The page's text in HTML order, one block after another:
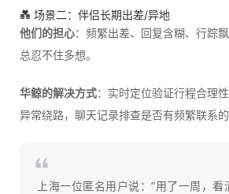
💑 场景二：伴侣长期出差/异地
他们的担心：频繁出差、回复含糊、行踪
总忍不住多想。
华鲸的解决方式：实时定位验证行程合理
异常绕路，聊天记录排查是否有频繁联系的
上海一位匿名用户说：“用了一周，